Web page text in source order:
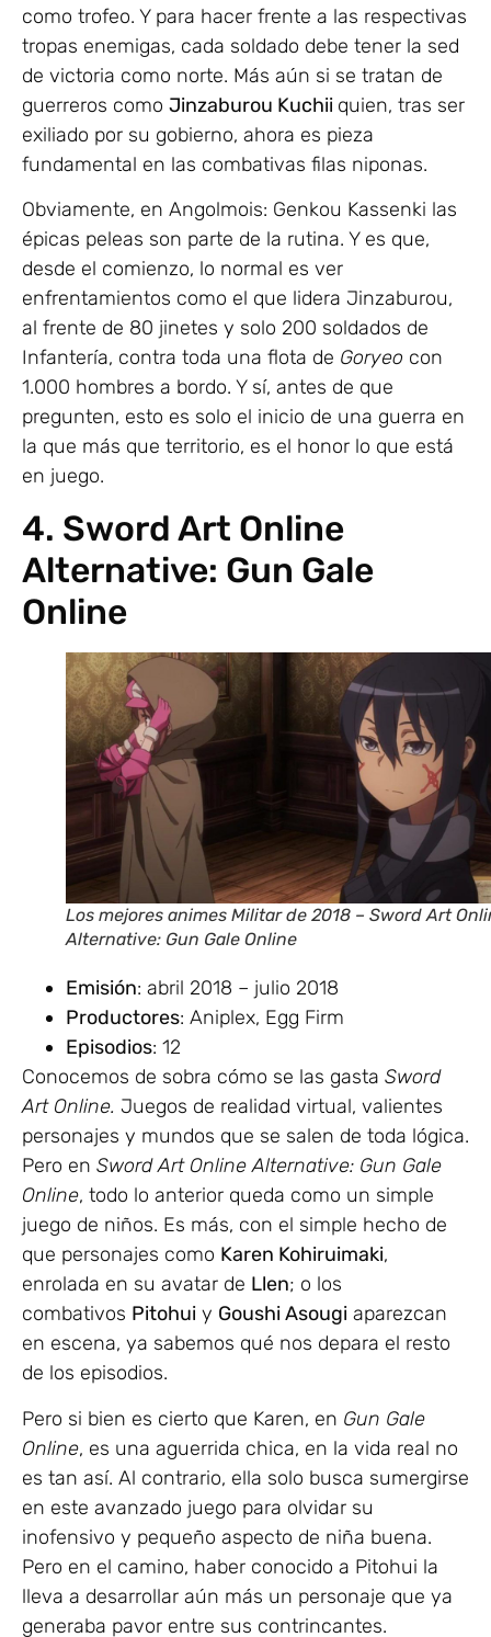
como trofeo. Y para hacer frente a las respectivas
tropas enemigas, cada soldado debe tener la sed
de victoria como norte. Más aún si se tratan de
guerreros como Jinzaburou Kuchii quien, tras ser
exiliado por su gobierno, ahora es pieza
fundamental en las combativas filas niponas.
Obviamente, en Angolmois: Genkou Kassenki las
épicas peleas son parte de la rutina. Y es que,
desde el comienzo, lo normal es ver
enfrentamientos como el que lidera Jinzaburou,
al frente de 80 jinetes y solo 200 soldados de
Infantería, contra toda una flota de Goryeo con
1.000 hombres a bordo. Y sí, antes de que
pregunten, esto es solo el inicio de una guerra en
la que más que territorio, es el honor lo que está
en juego.
4. Sword Art Online
Alternative: Gun Gale
Online
Los mejores animes Militar de 2018 – Sword Art
Alternative: Gun Gale Online
Emisión: abril 2018 – julio 2018
Productores: Aniplex, Egg Firm
Episodios: 12
Conocemos de sobra cómo se las gasta Sword
Art Online. Juegos de realidad virtual, valientes
personajes y mundos que se salen de toda lógica.
Pero en Sword Art Online Alternative: Gun Gale
Online, todo lo anterior queda como un simple
juego de niños. Es más, con el simple hecho de
que personajes como Karen Kohiruimaki,
enrolada en su avatar de Llen; o los
combativos Pitohui y Goushi Asougi aparezcan
en escena, ya sabemos qué nos depara el resto
de los episodios.
Pero si bien es cierto que Karen, en Gun Gale
Online, es una aguerrida chica, en la vida real no
es tan así. Al contrario, ella solo busca sumergirse
en este avanzado juego para olvidar su
inofensivo y pequeño aspecto de niña buena.
Pero en el camino, haber conocido a Pitohui la
lleva a desarrollar aún más un personaje que ya
generaba pavor entre sus contrincantes.